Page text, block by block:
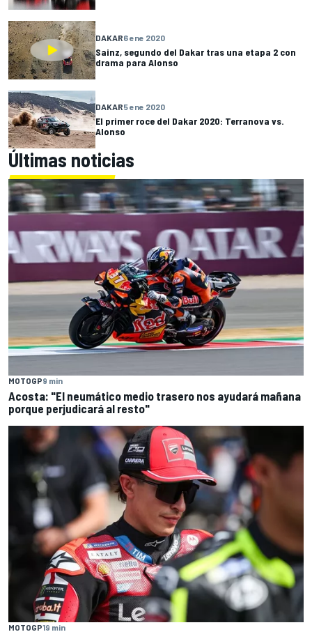
DAKAR6 ene 2020
Sainz, segundo del Dakar tras una etapa 2 con
drama para Alonso
DAKAR5 ene 2020
El primer roce del Dakar 2020: Terranova vs.
Alonso
Últimas noticias
MOTOGP9 min
Acosta: "El neumático medio trasero nos ayudará mañana
porque perjudicará al resto"
MOTOGP19 min